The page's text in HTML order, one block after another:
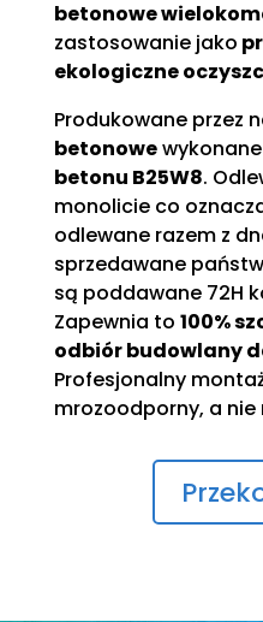
betonowe
zastosowanie jako
ekologiczne
Produkowane przez
betonowewykonane
betonu B25W8.
monolicie co
odlewane razem z
sprzedawane
są poddawane 72H
Zapewnia to 100%
odbiór budowlany
Profesjonalny
mrozoodporny, a nie